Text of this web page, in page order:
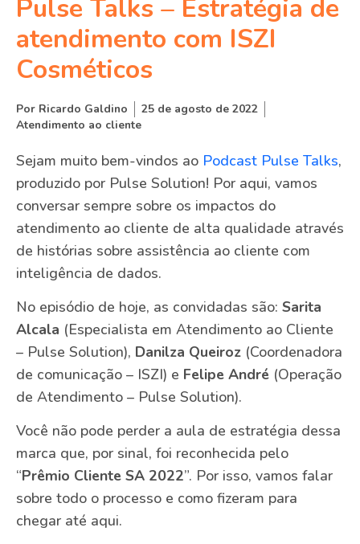
Pulse Talks – Estratégia de
atendimento com ISZI
Cosméticos
Por Ricardo Galdino
25 de agosto de 2022
Atendimento ao cliente
Sejam muito bem-vindos ao Podcast Pulse Talks,
produzido por Pulse Solution! Por aqui, vamos
conversar sempre sobre os impactos do
atendimento ao cliente de alta qualidade através
de histórias sobre assistência ao cliente com
inteligência de dados.
No episódio de hoje, as convidadas são: Sarita
Alcala (Especialista em Atendimento ao Cliente
– Pulse Solution), Danilza Queiroz (Coordenadora
de comunicação – ISZI) e Felipe André (Operação
de Atendimento – Pulse Solution).
Você não pode perder a aula de estratégia dessa
marca que, por sinal, foi reconhecida pelo
“Prêmio Cliente SA 2022”. Por isso, vamos falar
sobre todo o processo e como fizeram para
chegar até aqui.